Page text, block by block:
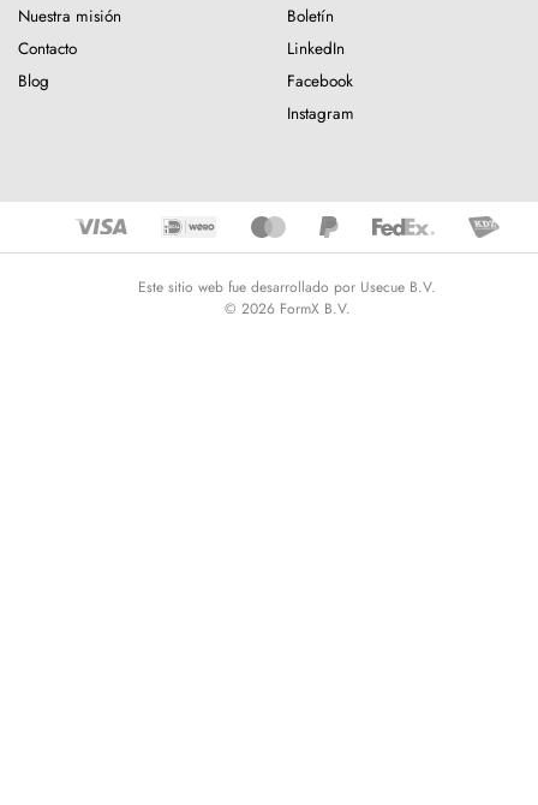
Nuestra misión
Contacto
Blog
Boletín
LinkedIn
Facebook
Instagram
Este sitio web fue desarrollado por Usecue B.V.
© 2026 FormX B.V.